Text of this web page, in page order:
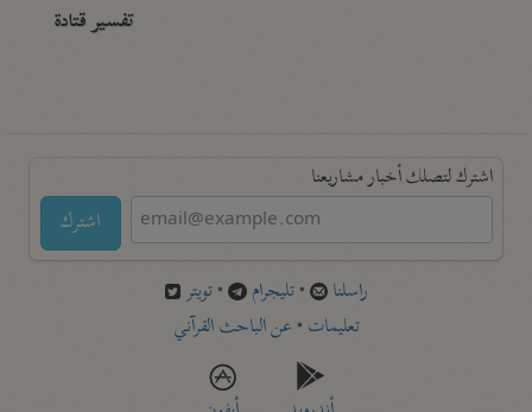
تفسير قتادة
اشترك لتصلك أخبار مشاريعنا
اشترك
راسلنا •تليجرام •تويتر
تعليمات •عن الباحث القرآني